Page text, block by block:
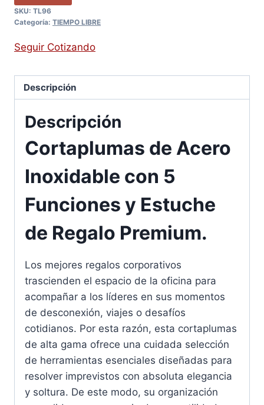
SKU: TL96
Categoría: TIEMPO LIBRE
Seguir Cotizando
Descripción
Descripción
Cortaplumas de Acero
Inoxidable con 5
Funciones y Estuche
de Regalo Premium.
Los mejores regalos corporativos
trascienden el espacio de la oficina para
acompañar a los líderes en sus momentos
de desconexión, viajes o desafíos
cotidianos. Por esta razón, esta cortaplumas
de alta gama ofrece una cuidada selección
de herramientas esenciales diseñadas para
resolver imprevistos con absoluta elegancia
y soltura. De este modo, su organización